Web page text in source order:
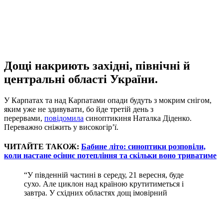
Дощі накриють західні, північні й
центральні області України.
У Карпатах та над Карпатами опади будуть з мокрим снігом,
яким уже не здивувати, бо йде третій день з
перервами, повідомила синоптикиня Наталка Діденко.
Переважно сніжить у високогір’ї.
ЧИТАЙТЕ ТАКОЖ: Бабине літо: синоптики розповіли,
коли настане осіннє потепління та скільки воно триватиме
“У південній частині в середу, 21 вересня, буде
сухо. Але циклон над країною крутитиметься і
завтра. У східних областях дощ імовірний